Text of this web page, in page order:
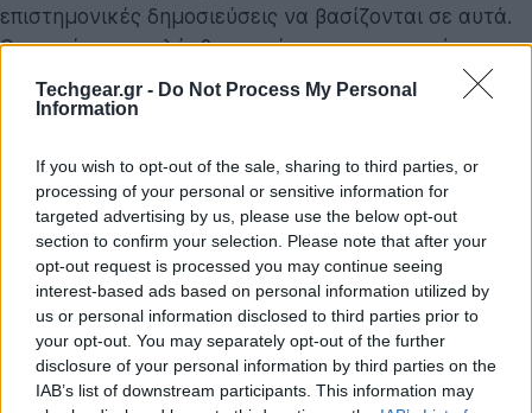
Techgear.gr - Do Not Process My Personal
Information
If you wish to opt-out of the sale, sharing to third parties, or
processing of your personal or sensitive information for
targeted advertising by us, please use the below opt-out
section to confirm your selection. Please note that after your
opt-out request is processed you may continue seeing
interest-based ads based on personal information utilized by
us or personal information disclosed to third parties prior to
your opt-out. You may separately opt-out of the further
disclosure of your personal information by third parties on the
IAB’s list of downstream participants. This information may
επιστημονικές δημοσιεύσεις να βασίζονται σε αυτά.
Οι τομείς που καλύφθηκαν είναι εντυπωσιακά
ποικίλοι: από τη μελέτη κεραυνών και την ανάπτυξη
νέων μεθόδων κρυστάλλωσης φαρμάκων κατά του
αμφιβληστροειδούς, την παραγωγή υπερκαθαρών
οπτικών ινών και την αλληλούχιση DNA στο
Διάστημα. Η έλλειψη βαρύτητας, το κενό και οι
ακραίες συνθήκες θερμοκρασίας και ακτινοβολίας
μετέτρεψαν το ISS σε ιδανικό πεδίο για
πρωτοποριακή έρευνα που δεν θα μπορούσε να
πραγματοποιηθεί στη Γη.